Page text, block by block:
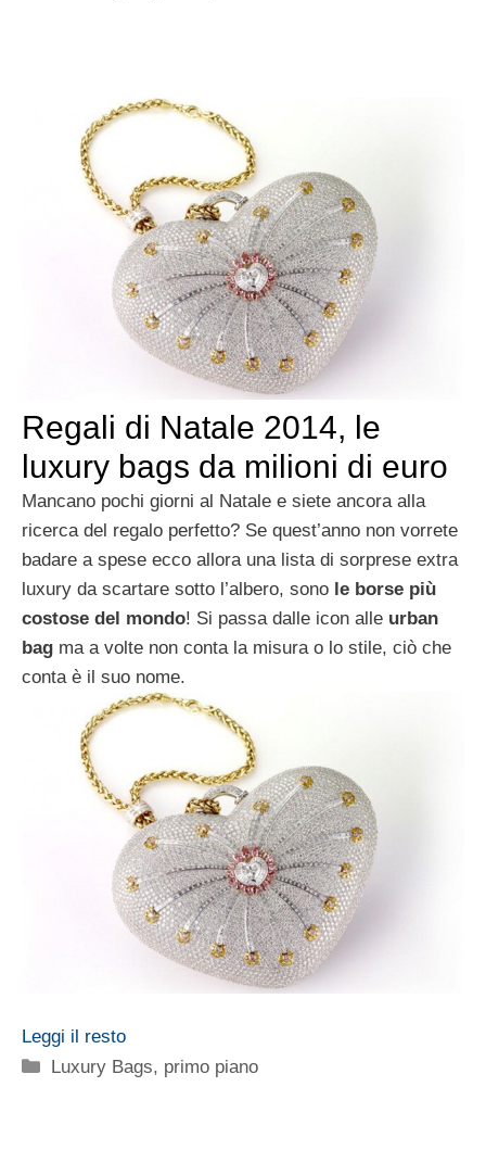
Regali di Natale 2014, le
luxury bags da milioni di euro
Mancano pochi giorni al Natale e siete ancora alla
ricerca del regalo perfetto? Se quest’anno non vorrete
badare a spese ecco allora una lista di sorprese extra
luxury da scartare sotto l’albero, sono le borse più
costose del mondo! Si passa dalle icon alle urban
bag ma a volte non conta la misura o lo stile, ciò che
conta è il suo nome.
Leggi il resto
Categorie
Luxury Bags, primo piano